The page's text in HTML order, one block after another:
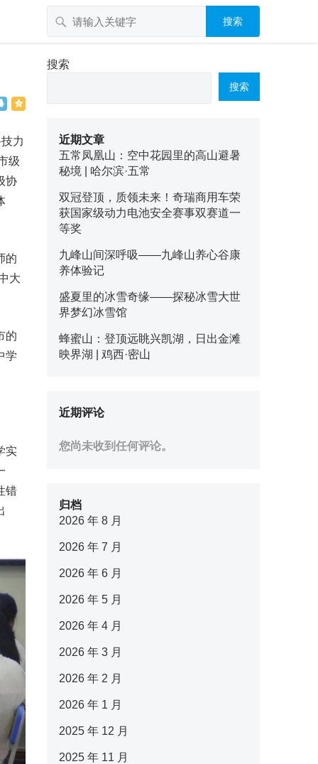
搜索
力
级
协
的
大
的
学
实
错
搜索
搜索
近期文章
五常凤凰山：空中花园里的高山避暑
秘境 | 哈尔滨·五常
双冠登顶，质领未来！奇瑞商用车荣
获国家级动力电池安全赛事双赛道一
等奖
九峰山间深呼吸——九峰山养心谷康
养体验记
盛夏里的冰雪奇缘——探秘冰雪大世
界梦幻冰雪馆
蜂蜜山：登顶远眺兴凯湖，日出金滩
映界湖 | 鸡西·密山
近期评论
您尚未收到任何评论。
归档
2026 年 8 月
2026 年 7 月
2026 年 6 月
2026 年 5 月
2026 年 4 月
2026 年 3 月
2026 年 2 月
2026 年 1 月
2025 年 12 月
2025 年 11 月